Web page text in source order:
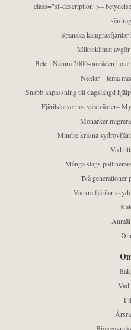
class="sf-description">–
Spanska
Mikroklimat avgör
Bete i Natura 2000-områden
Nektar – tema
Snabb anpassning till dagslängd
Fjärilslarvernas värdväxter–
Monarker
Mindre kräsna
Vad
Många slags
Två generationer
Vackra fjärilar